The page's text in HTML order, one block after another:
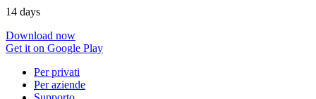
14 days
Download now
Get it on Google Play
Per privati
Per aziende